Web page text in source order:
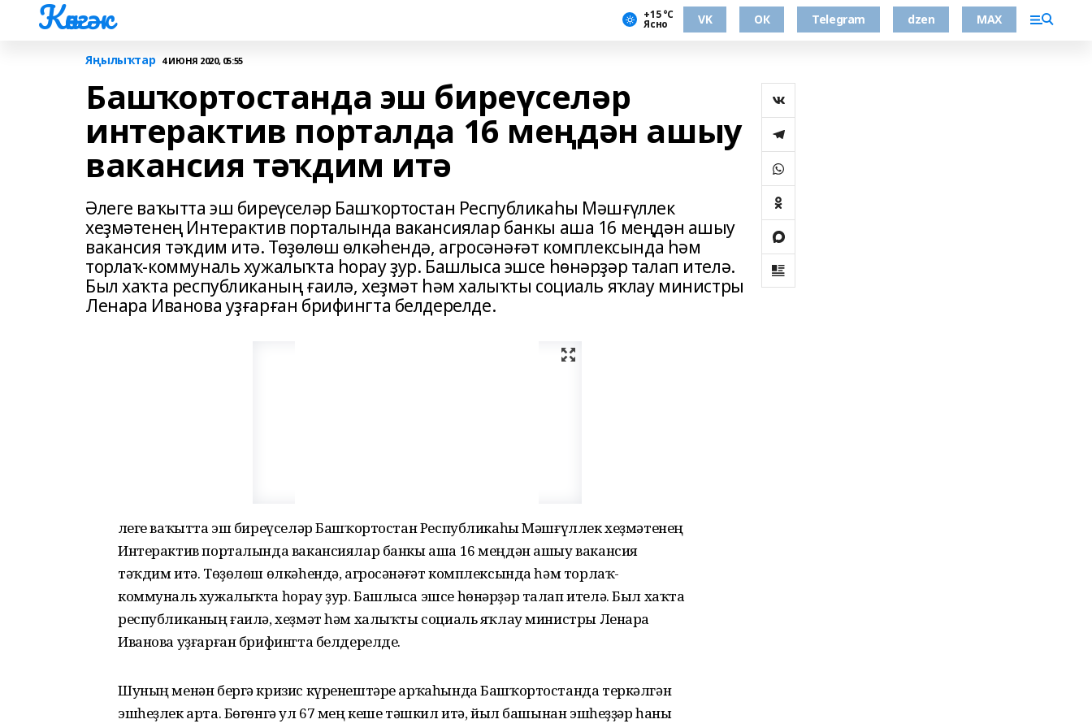
Көнгәк +15 °С
Ясно VK ОК Telegram dzen MAX
Яңылыҡтар 4 ИЮНЯ 2020, 05:55
Башҡортостанда эш биреүселәр
интерактив порталда 16 меңдән ашыу
вакансия тәҡдим итә
Әлеге ваҡытта эш биреүселәр Башҡортостан Республикаһы Мәшғүллек
хеҙмәтенең Интерактив порталында вакансиялар банкы аша 16 меңдән ашыу
вакансия тәҡдим итә. Төҙөлөш өлкәһендә, агросәнәғәт комплексында һәм
торлаҡ-коммуналь хужалыҡта һорау ҙур. Башлыса эшсе һөнәрҙәр талап ителә.
Был хаҡта республиканың ғаилә, хеҙмәт һәм халыҡты социаль яҡлау министры
Ленара Иванова уҙғарған брифингта белдерелде.
Әлеге ваҡытта эш биреүселәр Башҡортостан Республикаһы Мәшғүллек хеҙмәтенең
Интерактив порталында вакансиялар банкы аша 16 меңдән ашыу вакансия
тәҡдим итә. Төҙөлөш өлкәһендә, агросәнәғәт комплексында һәм торлаҡ-
коммуналь хужалыҡта һорау ҙур. Башлыса эшсе һөнәрҙәр талап ителә. Был хаҡта
республиканың ғаилә, хеҙмәт һәм халыҡты социаль яҡлау министры Ленара
Иванова уҙғарған брифингта белдерелде.
Шуның менән бергә кризис күренештәре арҡаһында Башҡортостанда теркәлгән
эшһеҙлек арта. Бөгөнгә ул 67 мең кеше тәшкил итә, йыл башынан эшһеҙҙәр һаны